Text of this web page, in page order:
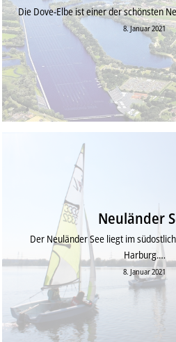
Die Dove-Elbe ist einer der schönsten
8. Januar 2021
Neuländer
Der Neuländer See liegt im
Harburg.…
8. Januar 2021